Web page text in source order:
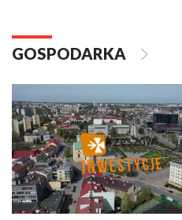
GOSPODARKA